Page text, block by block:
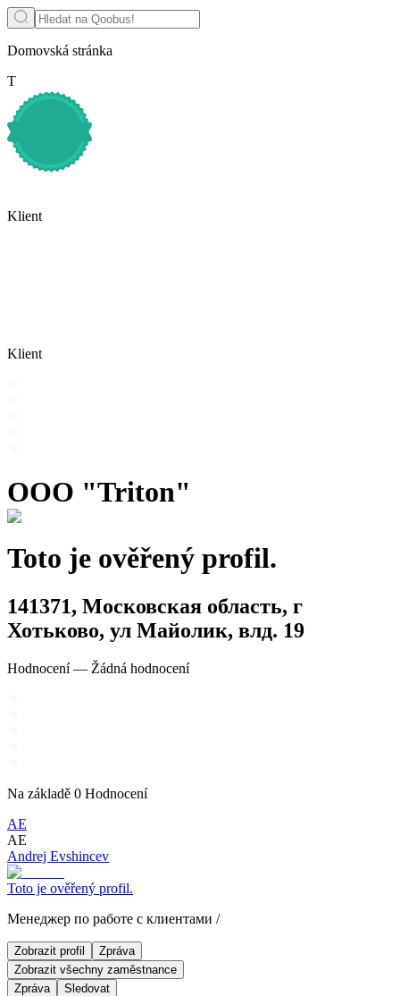
Domovská stránka
Т
Klient
Klient
OOO "Triton"
Toto je ověřený profil.
141371, Московская область, г
Хотьково, ул Майолик, влд. 19
Hodnocení— Žádná hodnocení
Na základě 0 Hodnocení
АЕ
АЕ
Andrej Evshincev
Toto je ověřený profil.
Менеджер по работе с клиентами /
Zobrazit profil
Zpráva
Zobrazit všechny zaměstnance
Zpráva
Sledovat